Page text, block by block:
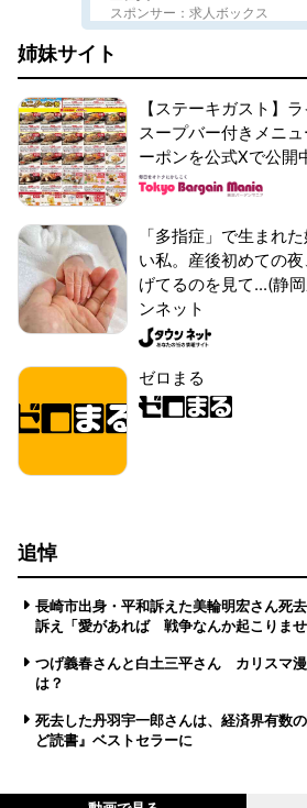
スポンサー：求人ボックス
姉妹サイト
【ステーキガスト】
スープバー付きメニ
ーポンを公式Xで公開
「多指症」で生まれ
い私。産後初めての
げてるのを見て...(静
ンネット
ゼロまる
追悼
長崎市出身・平和訴えた美輪明宏さん死
訴え「愛があれば 戦争なんか起こりませ
つげ義春さんと白土三平さん カリスマ
は？
死去した丹羽宇一郎さんは、経済界有数
ど読書』ベストセラーに